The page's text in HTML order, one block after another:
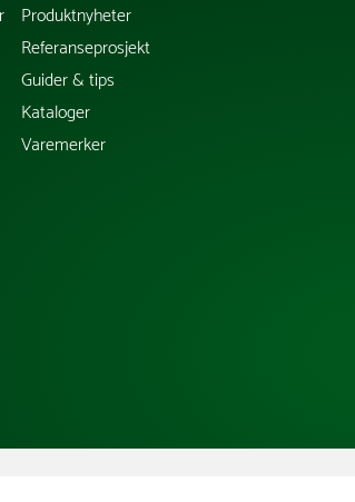
Produktnyheter
Referanseprosjekt
Guider & tips
Kataloger
Varemerker